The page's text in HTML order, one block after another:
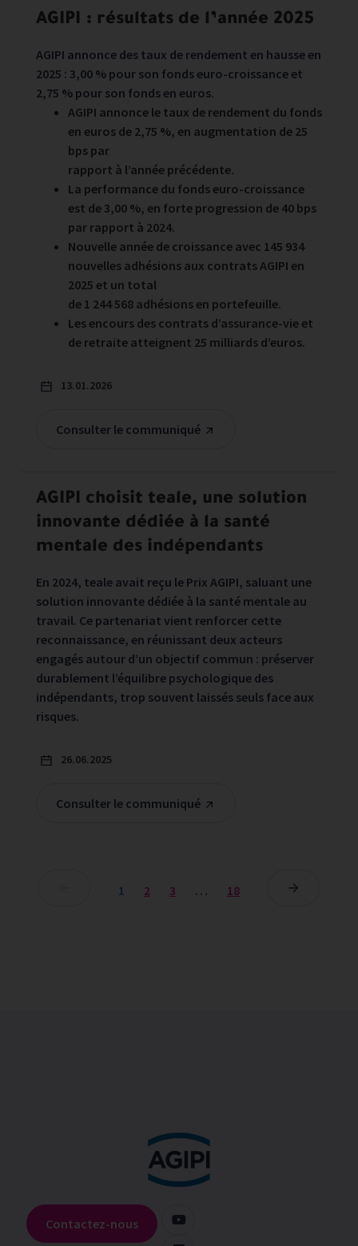
AGIPI : résultats de l’année 2025
AGIPI annonce des taux de rendement en hausse en
2025 : 3,00 % pour son fonds euro-croissance et
2,75 % pour son fonds en euros.
AGIPI annonce le taux de rendement du fonds
en euros de 2,75 %, en augmentation de 25
bps par
rapport à l’année précédente.
La performance du fonds euro-croissance
est de 3,00 %, en forte progression de 40 bps
par rapport à 2024.
Nouvelle année de croissance avec 145 934
nouvelles adhésions aux contrats AGIPI en
2025 et un total
de 1 244 568 adhésions en portefeuille.
Les encours des contrats d’assurance-vie et
de retraite atteignent 25 milliards d’euros.
Consulter le communiqué
13.01.2026
AGIPI choisit teale, une solution
innovante dédiée à la santé
mentale des indépendants
En 2024, teale avait reçu le Prix AGIPI, saluant une
solution innovante dédiée à la santé mentale au
travail. Ce partenariat vient renforcer cette
reconnaissance, en réunissant deux acteurs
engagés autour d’un objectif commun : préserver
durablement l’équilibre psychologique des
indépendants, trop souvent laissés seuls face aux
risques.
Consulter le communiqué
26.06.2025
1 2 3 … 18
Contactez-nous